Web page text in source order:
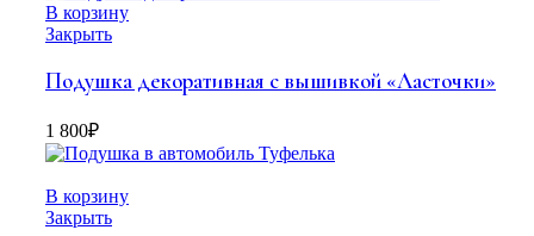
В корзину
Закрыть
Подушка декоративная с вышивкой «Ласточки»
1 800₽
В корзину
Закрыть